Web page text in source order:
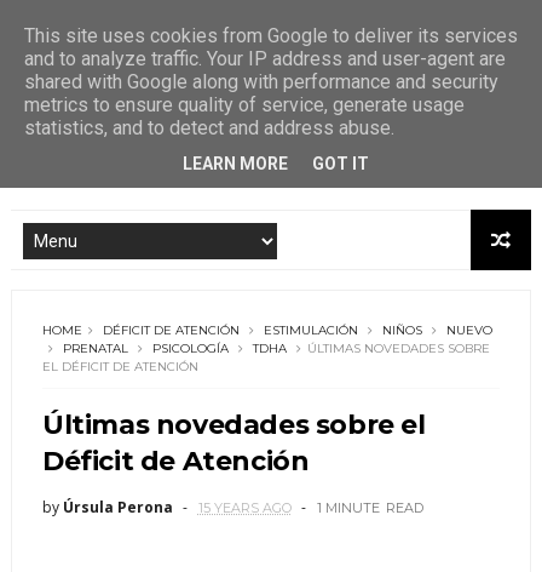
HOME DÉFICIT DE ATENCIÓN ESTIMULACIÓN NIÑOS
NUEVO
PRENATAL
PSICOLOGÍA TDHA
ÚLTIMAS NOVEDADES SOBRE
EL DÉFICIT DE ATENCIÓN
Últimas novedades sobre el
Déficit de Atención
by Úrsula Perona 15 YEARS AGO 1 MINUTE READ
This site uses cookies from Google to deliver its services
and to analyze traffic. Your IP address and user-agent are
shared with Google along with performance and security
metrics to ensure quality of service, generate usage
statistics, and to detect and address abuse.
LEARN MORE GOT IT